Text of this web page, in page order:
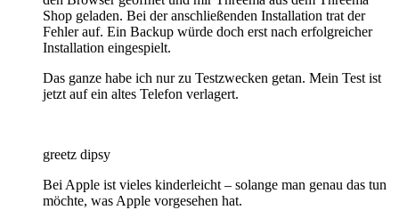
Shop geladen. Bei der anschließenden Installation trat der
Fehler auf. Ein Backup würde doch erst nach erfolgreicher
Installation eingespielt.
Das ganze habe ich nur zu Testzwecken getan. Mein Test ist
jetzt auf ein altes Telefon verlagert.
greetz dipsy
Bei Apple ist vieles kinderleicht – solange man genau das tun
möchte, was Apple vorgesehen hat.